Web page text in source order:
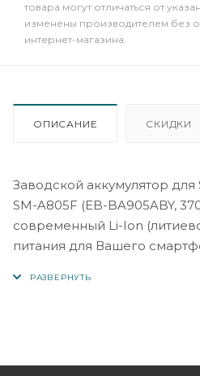
товара могут отличаться от
изменены производителем без
интернет-магазина.
ОПИСАНИЕ СКИДКИ
Заводской аккумулятор для
SM-A805F (EB-BA905ABY,
современный Li-Ion
питания для Вашего
Вашего Самсунг на